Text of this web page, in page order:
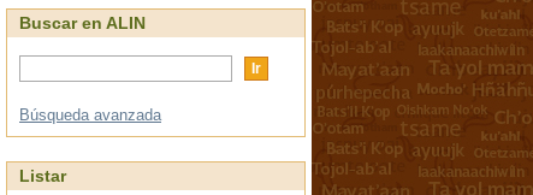
Buscar en ALIN
Búsqueda avanzada
Listar